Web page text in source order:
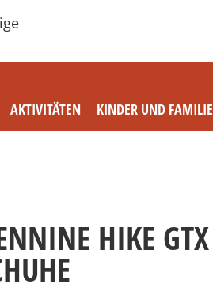
AKTIVITÄTEN KINDER UND FAMILIE
HIKE GTX